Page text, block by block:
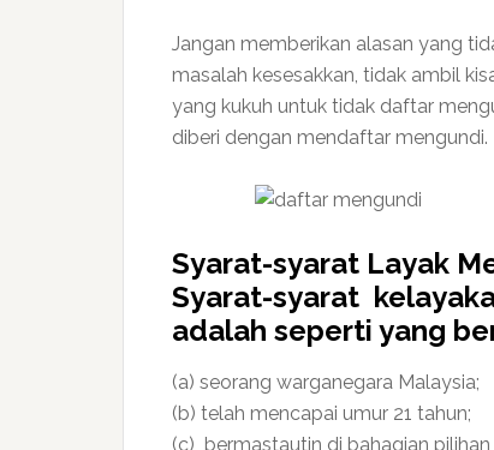
Jangan memberikan alasan yang
masalah kesesakkan, tidak ambil
yang kukuh untuk tidak daftar
diberi dengan mendaftar mengundi.
Syarat-syarat Layak
Syarat-syarat
adalah seperti yang
(a) seorang warganegara Malaysia;
(b) telah mencapai umur 21 tahun;
(c) bermastautin di bahagian